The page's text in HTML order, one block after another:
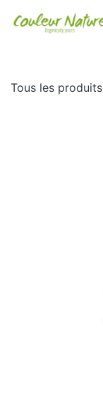
Tous les produits